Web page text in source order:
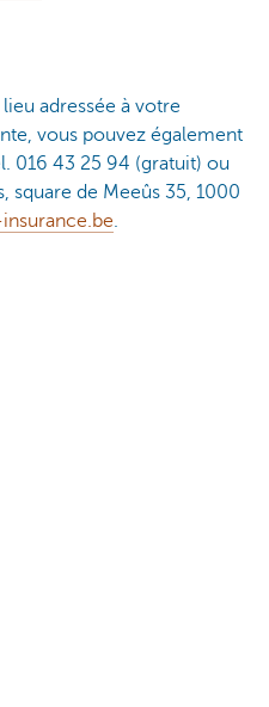
adressée à votre
vous pouvez également
016 43 25 94 (gratuit) ou
square de Meeûs 35, 1000
.